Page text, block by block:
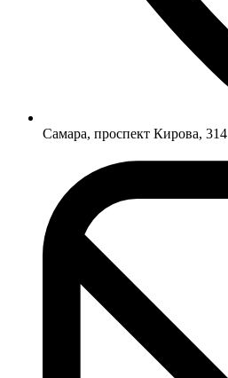
Самара, проспект Кирова, 314